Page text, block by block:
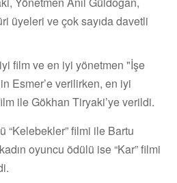
üyeleri ve çok sayıda davetli
film ve en iyi yönetmen "İşe
Esmer’e verilirken, en iyi
ile Gökhan Tiryaki’ye verildi.
“Kelebekler” filmi ile Bartu
oyuncu ödülü ise “Kar” filmi